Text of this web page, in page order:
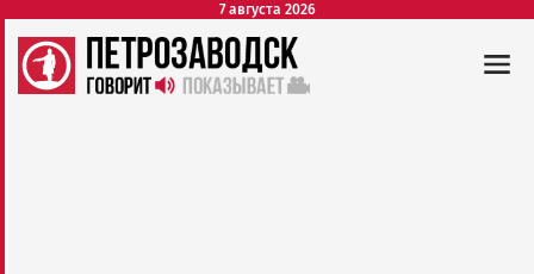
7 августа 2026